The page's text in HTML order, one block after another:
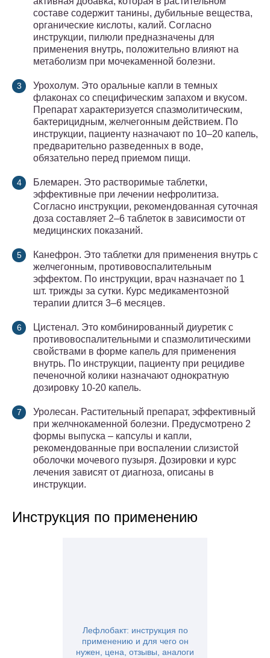
составе содержит танины, дубильные вещества,
органические кислоты, калий. Согласно
инструкции, пилюли предназначены для
применения внутрь, положительно влияют на
метаболизм при мочекаменной болезни.
Урохолум. Это оральные капли в темных
флаконах со специфическим запахом и вкусом.
Препарат характеризуется спазмолитическим,
бактерицидным, желчегонным действием. По
инструкции, пациенту назначают по 10–20 капель,
предварительно разведенных в воде,
обязательно перед приемом пищи.
Блемарен. Это растворимые таблетки,
эффективные при лечении нефролитиза.
Согласно инструкции, рекомендованная суточная
доза составляет 2–6 таблеток в зависимости от
медицинских показаний.
Канефрон. Это таблетки для применения внутрь с
желчегонным, противовоспалительным
эффектом. По инструкции, врач назначает по 1
шт. трижды за сутки. Курс медикаментозной
терапии длится 3–6 месяцев.
Цистенал. Это комбинированный диуретик с
противовоспалительными и спазмолитическими
свойствами в форме капель для применения
внутрь. По инструкции, пациенту при рецидиве
печеночной колики назначают однократную
дозировку 10-20 капель.
Уролесан. Растительный препарат, эффективный
при желчнокаменной болезни. Предусмотрено 2
формы выпуска – капсулы и капли,
рекомендованные при воспалении слизистой
оболочки мочевого пузыря. Дозировки и курс
лечения зависят от диагноза, описаны в
инструкции.
Инструкция по применению
Лефлобакт: инструкция по
применению и для чего он
нужен, цена, отзывы, аналоги